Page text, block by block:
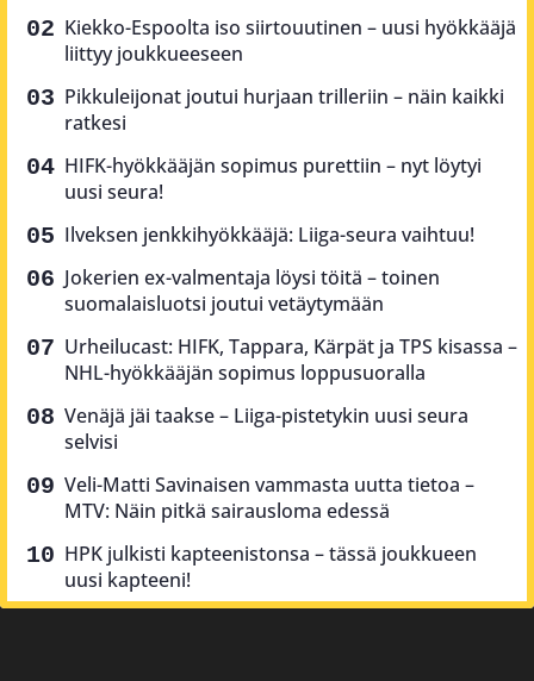
Kiekko-Espoolta iso siirtouutinen – uusi hyökkääjä
liittyy joukkueeseen
Pikkuleijonat joutui hurjaan trilleriin – näin kaikki
ratkesi
HIFK-hyökkääjän sopimus purettiin – nyt löytyi
uusi seura!
Ilveksen jenkkihyökkääjä: Liiga-seura vaihtuu!
Jokerien ex-valmentaja löysi töitä – toinen
suomalaisluotsi joutui vetäytymään
Urheilucast: HIFK, Tappara, Kärpät ja TPS kisassa –
NHL-hyökkääjän sopimus loppusuoralla
Venäjä jäi taakse – Liiga-pistetykin uusi seura
selvisi
Veli-Matti Savinaisen vammasta uutta tietoa –
MTV: Näin pitkä sairausloma edessä
HPK julkisti kapteenistonsa – tässä joukkueen
uusi kapteeni!